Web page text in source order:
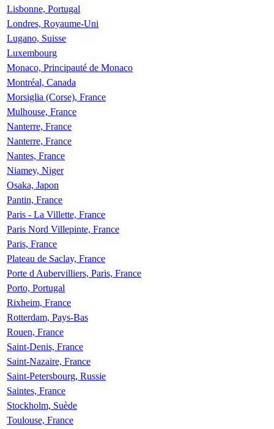
Lisbonne, Portugal
Londres, Royaume-Uni
Lugano, Suisse
Luxembourg
Monaco, Principauté de Monaco
Montréal, Canada
Morsiglia (Corse), France
Mulhouse, France
Nanterre, France
Nanterre, France
Nantes, France
Niamey, Niger
Osaka, Japon
Pantin, France
Paris - La Villette, France
Paris Nord Villepinte, France
Paris, France
Plateau de Saclay, France
Porte d Aubervilliers, Paris, France
Porto, Portugal
Rixheim, France
Rotterdam, Pays-Bas
Rouen, France
Saint-Denis, France
Saint-Nazaire, France
Saint-Petersbourg, Russie
Saintes, France
Stockholm, Suède
Toulouse, France